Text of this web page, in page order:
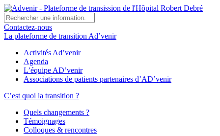
Contactez-nous
La plateforme de transition Ad’venir
Activités Ad’venir
Agenda
L’équipe AD’venir
Associations de patients partenaires d’AD’venir
C’est quoi la transition ?
Quels changements ?
Témoignages
Colloques & rencontres